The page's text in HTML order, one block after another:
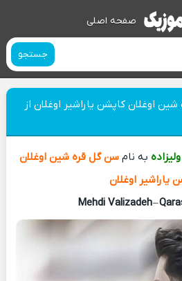
صفحه اصلی
جستجو
اوغلان کاپشن یاراشیر اوغلان از
به نامسن گل قره شین اوغلان
یاراشیر اوغلان
Mehdi Valizadeh–